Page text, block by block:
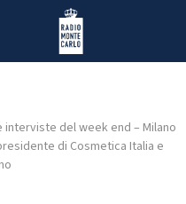
Radio Monte Carlo
interviste del week end – Milano
di Cosmetica Italia e